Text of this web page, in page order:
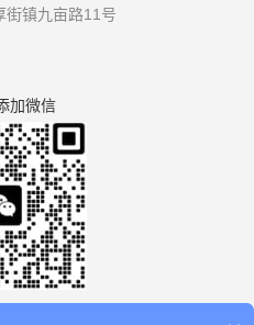
街镇九亩路11号
加微信